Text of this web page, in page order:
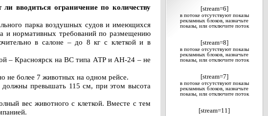
вводиться ограничение по количеству
парка воздушных судов и имеющихся
и нормативных требований по размещению
в салоне – до 8 кг с клеткой и в
– Красноярск на ВС типа АТР и АН-24 – не
не более 7 животных на одном рейсе.
должны превышать 115 см, при этом высота
вес животного с клеткой. Вместе с тем
[stream=6]
в потоке отсутствуют показы
рекламных блоков, назначьте
показы, или отключите поток
[stream=8]
в потоке отсутствуют показы
рекламных блоков, назначьте
показы, или отключите поток
[stream=7]
в потоке отсутствуют показы
рекламных блоков, назначьте
показы, или отключите поток
[stream=11]